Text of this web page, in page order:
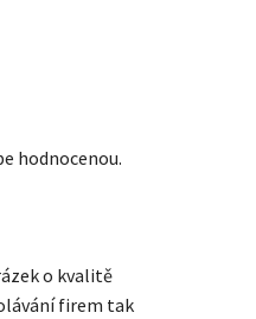
hodnocenou.
o kvalitě
firem tak